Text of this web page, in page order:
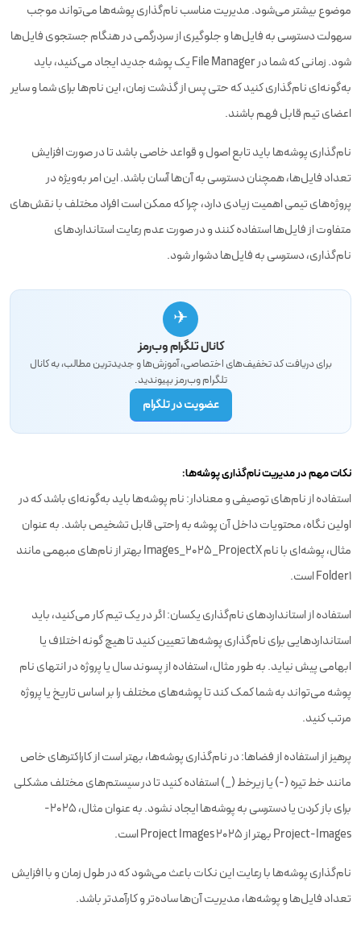
موضوع بیشتر می‌شود. مدیریت مناسب نام‌گذاری پوشه‌ها می‌تواند موجب
سهولت دسترسی به فایل‌ها و جلوگیری از سردرگمی در هنگام جستجوی فایل‌ها
شود. زمانی که شما در File Manager یک پوشه جدید ایجاد می‌کنید، باید
به‌گونه‌ای نام‌گذاری کنید که حتی پس از گذشت زمان، این نام‌ها برای شما و سایر
اعضای تیم قابل فهم باشند.
نام‌گذاری پوشه‌ها باید تابع اصول و قواعد خاصی باشد تا در صورت افزایش
تعداد فایل‌ها، همچنان دسترسی به آن‌ها آسان باشد. این امر به‌ویژه در
پروژه‌های تیمی اهمیت زیادی دارد، چرا که ممکن است افراد مختلف با نقش‌های
متفاوت از فایل‌ها استفاده کنند و در صورت عدم رعایت استانداردهای
نام‌گذاری، دسترسی به فایل‌ها دشوار شود.
✈
کانال تلگرام وب‌رمز
برای دریافت کد تخفیف‌های اختصاصی، آموزش‌ها و جدیدترین مطالب، به کانال
تلگرام وب‌رمز بپیوندید.
عضویت در تلگرام
نکات مهم در مدیریت نام‌گذاری پوشه‌ها:
استفاده از نام‌های توصیفی و معنادار: نام پوشه‌ها باید به‌گونه‌ای باشد که در
اولین نگاه، محتویات داخل آن پوشه به راحتی قابل تشخیص باشد. به عنوان
مثال، پوشه‌ای با نام Images_2025_ProjectX بهتر از نام‌های مبهمی مانند
Folder1 است.
استفاده از استانداردهای نام‌گذاری یکسان: اگر در یک تیم کار می‌کنید، باید
استانداردهایی برای نام‌گذاری پوشه‌ها تعیین کنید تا هیچ گونه اختلاف یا
ابهامی پیش نیاید. به طور مثال، استفاده از پسوند سال یا پروژه در انتهای نام
پوشه می‌تواند به شما کمک کند تا پوشه‌های مختلف را بر اساس تاریخ یا پروژه
مرتب کنید.
پرهیز از استفاده از فضاها: در نام‌گذاری پوشه‌ها، بهتر است از کاراکترهای خاص
مانند خط تیره (-) یا زیرخط (_) استفاده کنید تا در سیستم‌های مختلف مشکلی
برای باز کردن یا دسترسی به پوشه‌ها ایجاد نشود. به عنوان مثال، 2025-
Project-Images بهتر از 2025 Project Images است.
نام‌گذاری پوشه‌ها با رعایت این نکات باعث می‌شود که در طول زمان و با افزایش
تعداد فایل‌ها و پوشه‌ها، مدیریت آن‌ها ساده‌تر و کارآمدتر باشد.